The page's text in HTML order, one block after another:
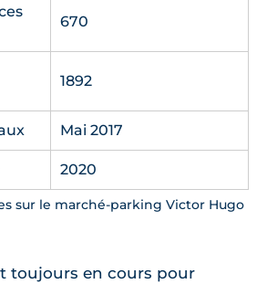
sur le marché-parking Victor Hugo
670
1892
Mai 2017
2020
toujours en cours pour